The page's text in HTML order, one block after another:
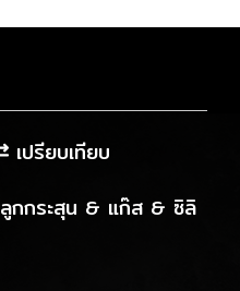
เปรียบเทียบ
ลูกกระสุน & แก๊ส & ซิลิ